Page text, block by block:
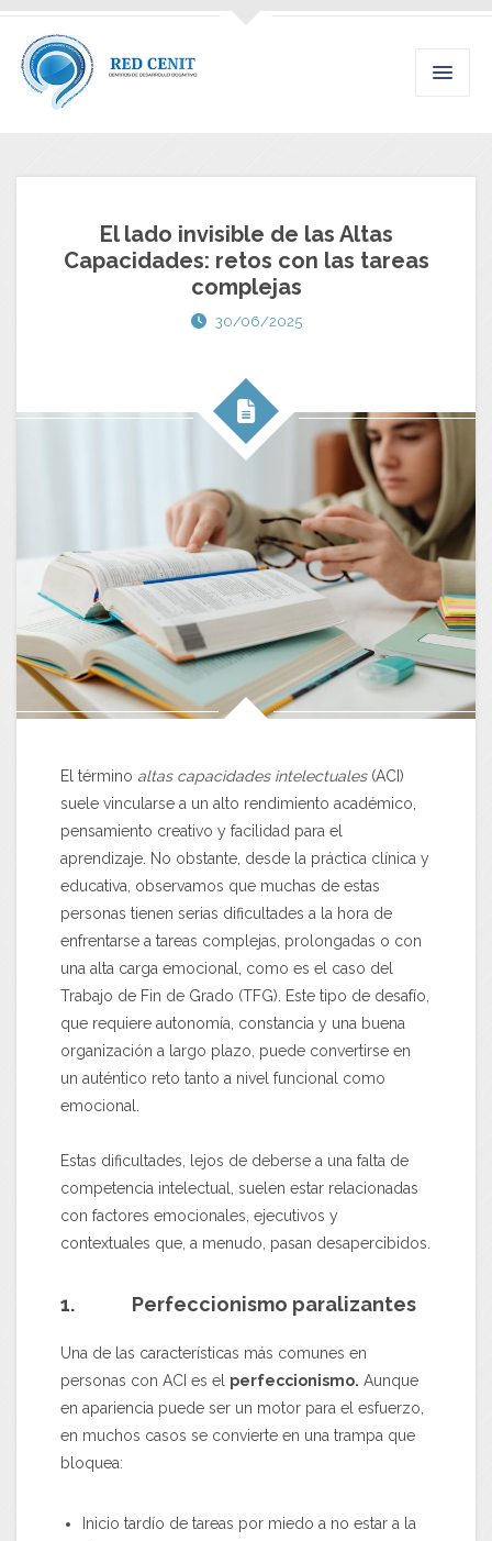
El lado invisible de las Altas
Capacidades: retos con las tareas
complejas
30/06/2025
El término altas capacidades intelectuales(ACI)
suele vincularse a un alto rendimiento académico,
pensamiento creativo y facilidad para el
aprendizaje. No obstante, desde la práctica clínica y
educativa, observamos que muchas de estas
personas tienen serias dificultades a la hora de
enfrentarse a tareas complejas, prolongadas o con
una alta carga emocional, como es el caso del
Trabajo de Fin de Grado (TFG). Este tipo de desafío,
que requiere autonomía, constancia y una buena
organización a largo plazo, puede convertirse en
un auténtico reto tanto a nivel funcional como
emocional.
Estas dificultades, lejos de deberse a una falta de
competencia intelectual, suelen estar relacionadas
con factores emocionales, ejecutivos y
contextuales que, a menudo, pasan desapercibidos.
1. Perfeccionismo paralizantes
Una de las características más comunes en
personas con ACI es el perfeccionismo. Aunque
en apariencia puede ser un motor para el esfuerzo,
en muchos casos se convierte en una trampa que
bloquea:
Inicio tardío de tareas por miedo a no estar a la